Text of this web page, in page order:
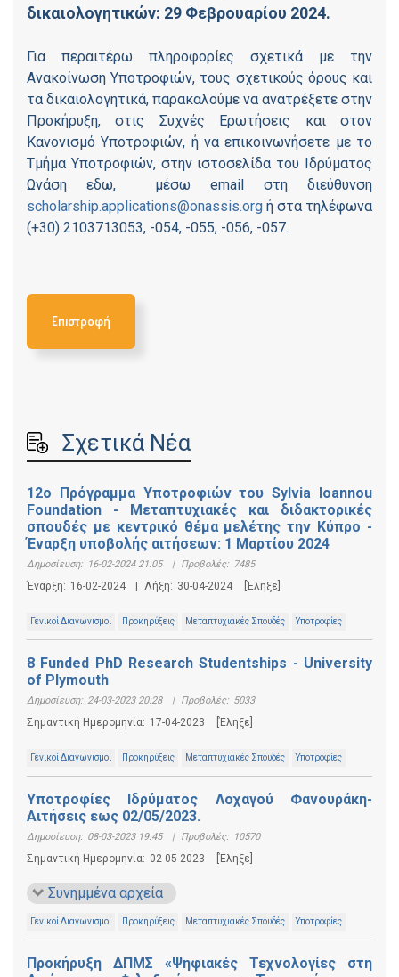
δικαιολογητικών: 29 Φεβρουαρίου 2024.
Για περαιτέρω πληροφορίες σχετικά με την
Ανακοίνωση Υποτροφιών, τους σχετικούς όρους και
τα δικαιολογητικά, παρακαλούμε να ανατρέξετε στην
Προκήρυξη, στις Συχνές Ερωτήσεις και στον
Κανονισμό Υποτροφιών, ή να επικοινωνήσετε με το
Τμήμα Υποτροφιών, στην ιστοσελίδα του Ιδρύματος
Ωνάση εδω, μέσω email στη διεύθυνση
scholarship.applications@onassis.org ή στα τηλέφωνα
(+30) 2103713053, -054, -055, -056, -057.
Επιστροφή
Σχετικά Νέα
12ο Πρόγραμμα Υποτροφιών του Sylvia Ioannou
Foundation - Μεταπτυχιακές και διδακτορικές
σπουδές με κεντρικό θέμα μελέτης την Κύπρο -
Έναρξη υποβολής αιτήσεων: 1 Μαρτίου 2024
Δημοσίευση: 16-02-2024 21:05 | Προβολές: 7485
Έναρξη: 16-02-2024 Λήξη: 30-04-2024 [Έληξε]
Γενικοί Διαγωνισμοί Προκηρύξεις Μεταπτυχιακές Σπουδές Υποτροφίες
8 Funded PhD Research Studentships - University
of Plymouth
Δημοσίευση: 24-03-2023 20:28 | Προβολές: 5033
Σημαντική Ημερομηνία: 17-04-2023 [Έληξε]
Γενικοί Διαγωνισμοί Προκηρύξεις Μεταπτυχιακές Σπουδές Υποτροφίες
Υποτροφίες Ιδρύματος Λοχαγού Φανουράκη-
Αιτήσεις εως 02/05/2023.
Δημοσίευση: 08-03-2023 19:45 | Προβολές: 10570
Σημαντική Ημερομηνία: 02-05-2023 [Έληξε]
Συνημμένα αρχεία
Γενικοί Διαγωνισμοί Προκηρύξεις Μεταπτυχιακές Σπουδές Υποτροφίες
Προκήρυξη ΔΠΜΣ «Ψηφιακές Τεχνολογίες στη